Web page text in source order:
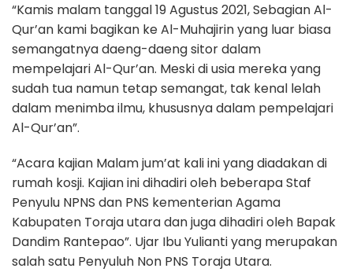
“Kamis malam tanggal 19 Agustus 2021, Sebagian Al-
Qur’an kami bagikan ke Al-Muhajirin yang luar biasa
semangatnya daeng-daeng sitor dalam
mempelajari Al-Qur’an. Meski di usia mereka yang
sudah tua namun tetap semangat, tak kenal lelah
dalam menimba ilmu, khususnya dalam pempelajari
Al-Qur’an”.
“Acara kajian Malam jum’at kali ini yang diadakan di
rumah kosji. Kajian ini dihadiri oleh beberapa Staf
Penyulu NPNS dan PNS kementerian Agama
Kabupaten Toraja utara dan juga dihadiri oleh Bapak
Dandim Rantepao”. Ujar Ibu Yulianti yang merupakan
salah satu Penyuluh Non PNS Toraja Utara.